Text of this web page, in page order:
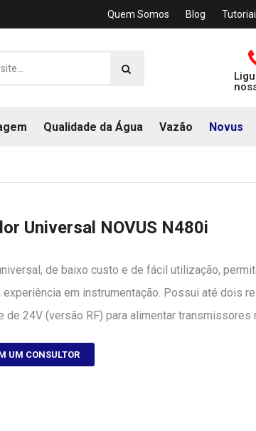
Quem Somos Blog
Qualidade da Água Vazão Novus
Universal NOVUS N480i
de baixo custo e de fácil utilização,
experiência em instrumentação. Possui até dois
de 24V (versão RF) para alimentar transmissores
UM CONSULTOR